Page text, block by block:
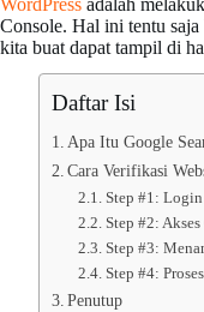
Console. Hal ini tentu
kita buat dapat tampil di
Daftar Isi
Apa Itu Google
Cara Verifikasi
Step #1:
Step #2:
Step #3:
Step #4:
Penutup